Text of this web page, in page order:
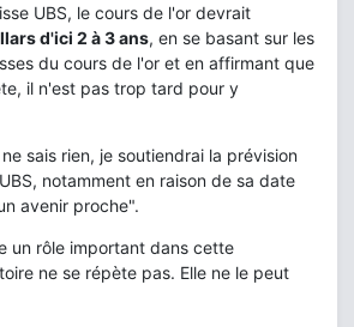
UBS, le cours de l'or devrait
d'ici 2 à 3 ans, en se basant sur les
du cours de l'or et en affirmant que
il n'est pas trop tard pour y
sais rien, je soutiendrai la prévision
notamment en raison de sa date
avenir proche".
un rôle important dans cette
ne se répète pas. Elle ne le peut